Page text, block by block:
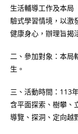
生活輔導工作及本局
驗式學習情境，以激
健康身心，辦理旨揭
二、參加對象：本局
生。
三、活動時間：113
含平面探索、樹攀、
導覽、探洞、定向越